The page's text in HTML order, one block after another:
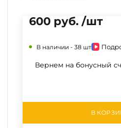
600 руб. /шт
В наличии - 38 шт
Вернем на бонусный
В